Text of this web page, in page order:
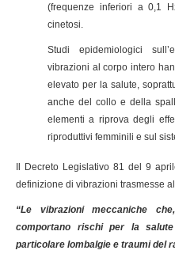
(frequenze inferiori a 0,1
cinetosi.
Studi epidemiologici
vibrazioni al corpo intero
elevato per la salute,
anche del collo e della
elementi a riprova degli
riproduttivi femminili e sul
Decreto Legislativo 81 del 9
definizione di vibrazioni trasmesse
“Le vibrazioni meccaniche
comportano rischi per la
particolare lombalgie e traumi del